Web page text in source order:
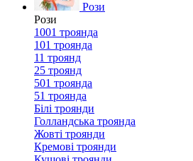
Рози
Рози
1001 троянда
101 троянда
11 троянд
25 троянд
501 троянда
51 троянда
Білі троянди
Голландська троянда
Жовті троянди
Кремові троянди